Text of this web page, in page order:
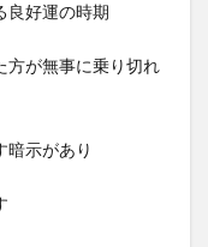
良好運の時期
方が無事に乗り切れ
暗示があり